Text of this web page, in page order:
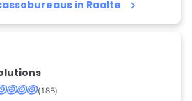
in Raalte keyboard_arrow_right
(185)